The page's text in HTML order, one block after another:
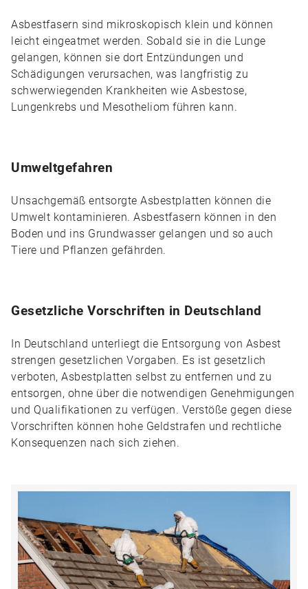
Asbestfasern sind mikroskopisch klein und können
leicht eingeatmet werden. Sobald sie in die Lunge
gelangen, können sie dort Entzündungen und
Schädigungen verursachen, was langfristig zu
schwerwiegenden Krankheiten wie Asbestose,
Lungenkrebs und Mesotheliom führen kann.
Umweltgefahren
Unsachgemäß entsorgte Asbestplatten können die
Umwelt kontaminieren. Asbestfasern können in den
Boden und ins Grundwasser gelangen und so auch
Tiere und Pflanzen gefährden.
Gesetzliche Vorschriften in Deutschland
In Deutschland unterliegt die Entsorgung von Asbest
strengen gesetzlichen Vorgaben. Es ist gesetzlich
verboten, Asbestplatten selbst zu entfernen und zu
entsorgen, ohne über die notwendigen Genehmigungen
und Qualifikationen zu verfügen. Verstöße gegen diese
Vorschriften können hohe Geldstrafen und rechtliche
Konsequenzen nach sich ziehen.